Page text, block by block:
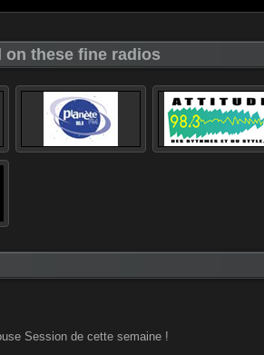
on these fine radios
Session de cette semaine !